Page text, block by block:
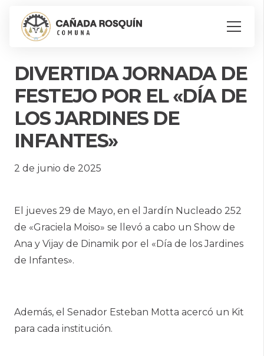
DIVERTIDA JORNADA DE
FESTEJO POR EL «DÍA DE
LOS JARDINES DE
INFANTES»
2 de junio de 2025
El jueves 29 de Mayo, en el Jardín Nucleado 252
de «Graciela Moiso» se llevó a cabo un Show de
Ana y Vijay de Dinamik por el «Día de los Jardines
de Infantes».
Además, el Senador Esteban Motta acercó un Kit
para cada institución.